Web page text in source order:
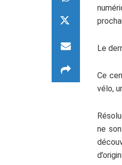
Le
Ce
vélo,
ne